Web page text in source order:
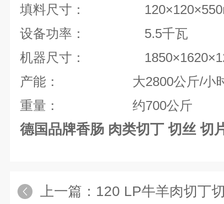
填料尺寸：
设备功率： 5.5千瓦
机器尺寸：
产能： 大2800公斤/小
重量： 约700公斤
德国品牌香肠 肉类切丁 切丝 切
上一篇： 120 LP牛羊肉切丁